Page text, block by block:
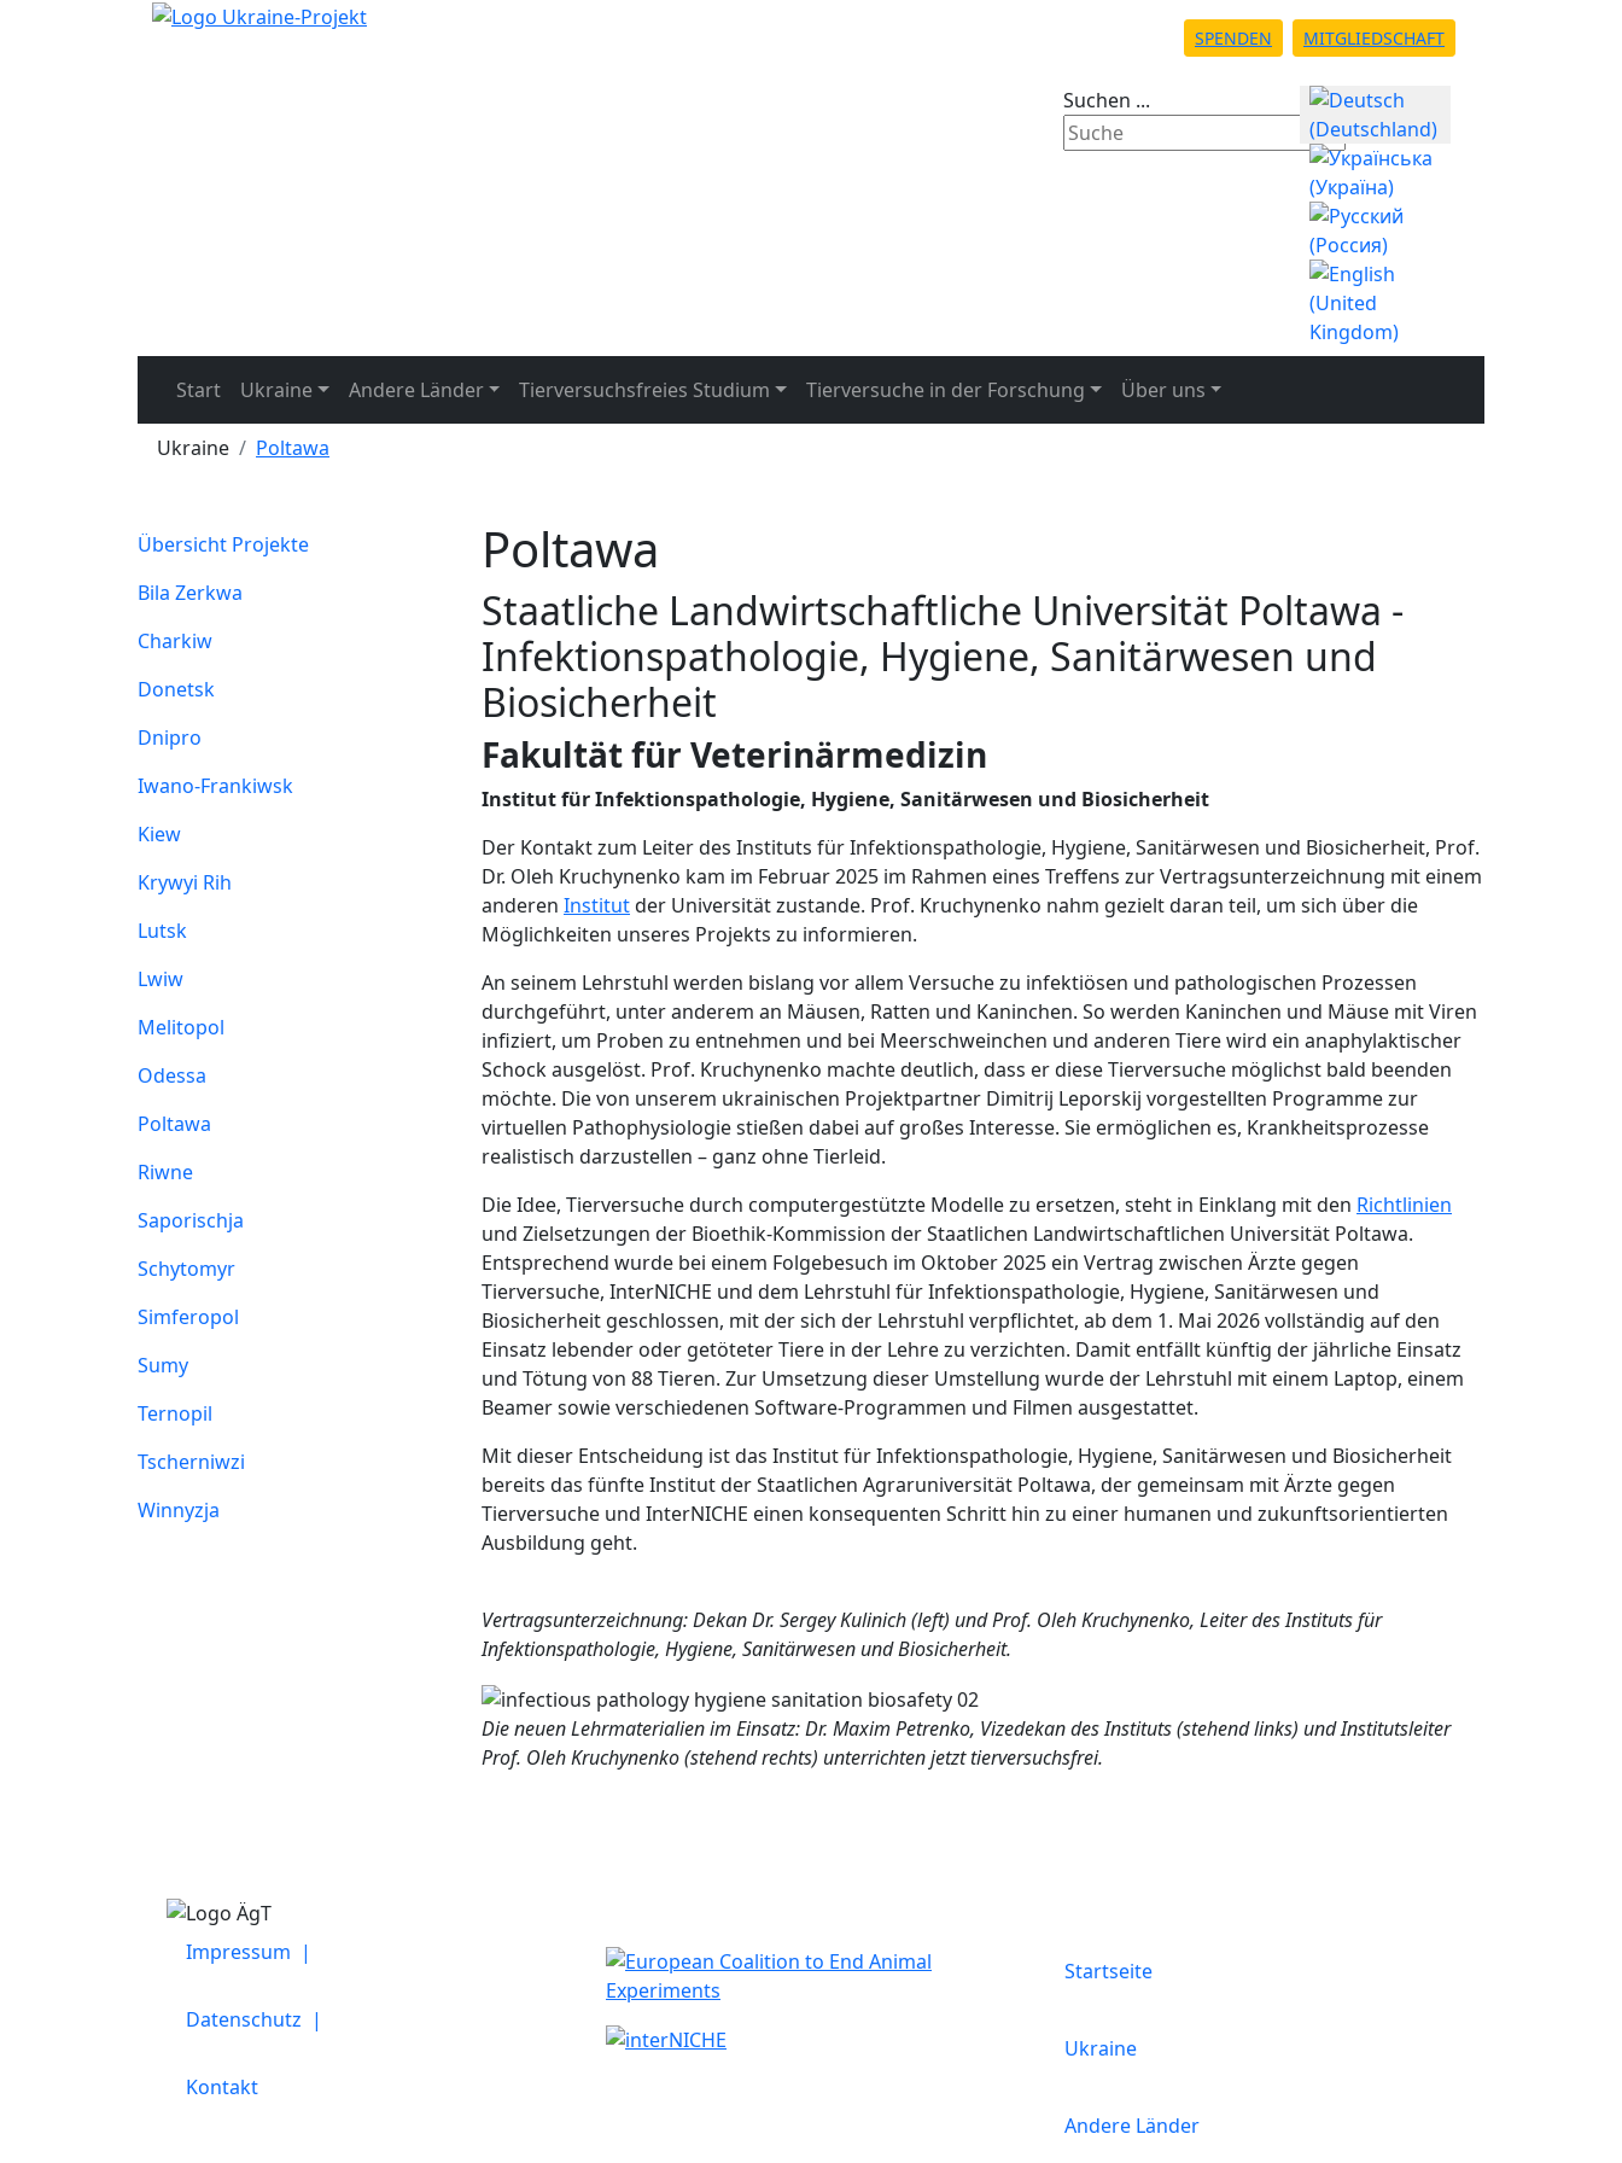
SPENDEN MITGLIEDSCHAFT
Suchen ... Sprache auswählen
Start Ukraine Andere Länder Tierversuchsfreies Studium Tierversuche in der Forschung Über uns
Ukraine Poltawa
Übersicht Projekte
Bila Zerkwa
Charkiw
Donetsk
Dnipro
Iwano-Frankiwsk
Kiew
Krywyi Rih
Lutsk
Lwiw
Melitopol
Odessa
Poltawa
Riwne
Saporischja
Schytomyr
Simferopol
Sumy
Ternopil
Tscherniwzi
Winnyzja
Poltawa
Staatliche Landwirtschaftliche Universität Poltawa -
Infektionspathologie, Hygiene, Sanitärwesen und
Biosicherheit
Fakultät für Veterinärmedizin
Institut für Infektionspathologie, Hygiene, Sanitärwesen und Biosicherheit
Der Kontakt zum Leiter des Instituts für Infektionspathologie, Hygiene, Sanitärwesen und Biosicherheit, Prof.
Dr. Oleh Kruchynenko kam im Februar 2025 im Rahmen eines Treffens zur Vertragsunterzeichnung mit einem
anderen Institutder Universität zustande. Prof. Kruchynenko nahm gezielt daran teil, um sich über die
Möglichkeiten unseres Projekts zu informieren.
An seinem Lehrstuhl werden bislang vor allem Versuche zu infektiösen und pathologischen Prozessen
durchgeführt, unter anderem an Mäusen, Ratten und Kaninchen. So werden Kaninchen und Mäuse mit Viren
infiziert, um Proben zu entnehmen und bei Meerschweinchen und anderen Tiere wird ein anaphylaktischer
Schock ausgelöst. Prof. Kruchynenko machte deutlich, dass er diese Tierversuche möglichst bald beenden
möchte. Die von unserem ukrainischen Projektpartner Dimitrij Leporskij vorgestellten Programme zur
virtuellen Pathophysiologie stießen dabei auf großes Interesse. Sie ermöglichen es, Krankheitsprozesse
realistisch darzustellen – ganz ohne Tierleid.
Die Idee, Tierversuche durch computergestützte Modelle zu ersetzen, steht in Einklang mit den Richtlinien
und Zielsetzungen der Bioethik-Kommission der Staatlichen Landwirtschaftlichen Universität Poltawa.
Entsprechend wurde bei einem Folgebesuch im Oktober 2025 ein Vertrag zwischen Ärzte gegen
Tierversuche, InterNICHE und dem Lehrstuhl für Infektionspathologie, Hygiene, Sanitärwesen und
Biosicherheit geschlossen, mit der sich der Lehrstuhl verpflichtet, ab dem 1. Mai 2026 vollständig auf den
Einsatz lebender oder getöteter Tiere in der Lehre zu verzichten. Damit entfällt künftig der jährliche Einsatz
und Tötung von 88 Tieren. Zur Umsetzung dieser Umstellung wurde der Lehrstuhl mit einem Laptop, einem
Beamer sowie verschiedenen Software-Programmen und Filmen ausgestattet.
Mit dieser Entscheidung ist das Institut für Infektionspathologie, Hygiene, Sanitärwesen und Biosicherheit
bereits das fünfte Institut der Staatlichen Agraruniversität Poltawa, der gemeinsam mit Ärzte gegen
Tierversuche und InterNICHE einen konsequenten Schritt hin zu einer humanen und zukunftsorientierten
Ausbildung geht.
Vertragsunterzeichnung: Dekan Dr. Sergey Kulinich (left) undProf. Oleh Kruchynenko, Leiter des Instituts für
Infektionspathologie, Hygiene, Sanitärwesen und Biosicherheit.
Die neuen Lehrmaterialien im Einsatz: Dr. Maxim Petrenko, Vizedekan des Instituts (stehend links) und Institutsleiter
Prof. Oleh Kruchynenko (stehend rechts) unterrichten jetzt tierversuchsfrei.
Impressum |
Datenschutz |
Kontakt
Startseite
Ukraine
Andere Länder